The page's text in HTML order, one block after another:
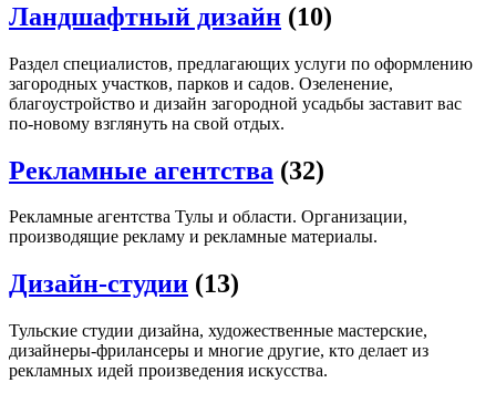
Ландшафтный дизайн (10)
Раздел специалистов, предлагающих услуги по оформлению
загородных участков, парков и садов. Озеленение,
благоустройство и дизайн загородной усадьбы заставит вас
по-новому взглянуть на свой отдых.
Рекламные агентства (32)
Рекламные агентства Тулы и области. Организации,
производящие рекламу и рекламные материалы.
Дизайн-студии (13)
Тульские студии дизайна, художественные мастерские,
дизайнеры-фрилансеры и многие другие, кто делает из
рекламных идей произведения искусства.